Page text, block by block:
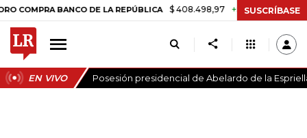
BANCO DE LA REPÚBLICA $ 408.498,97 +$ 8.753,81 +2,19%
SUSCRÍBASE
EN VIVO Posesión presidencial de Abelardo de la